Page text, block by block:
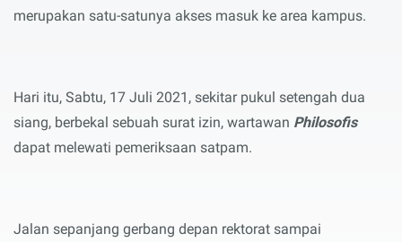
merupakan satu-satunya akses masuk ke area kampus.
Hari itu, Sabtu, 17 Juli 2021, sekitar pukul setengah dua
siang, berbekal sebuah surat izin, wartawan Philosofis
dapat melewati pemeriksaan satpam.
Jalan sepanjang gerbang depan rektorat sampai